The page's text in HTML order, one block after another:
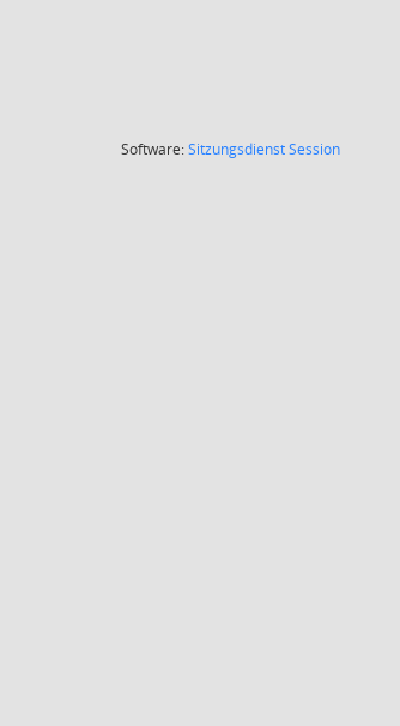
Software:SitzungsdienstSession(Wird in